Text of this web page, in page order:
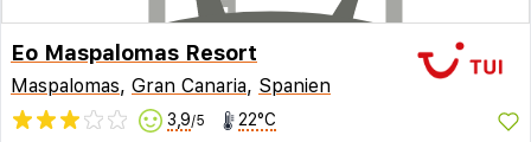
Eo Maspalomas Resort
Maspalomas, Gran Canaria, Spanien
3,9/5 22°C